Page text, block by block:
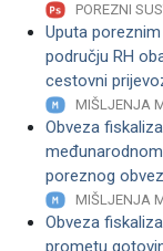
POREZNI
Uputa
području RH
cestovni
MIŠLJENJA
Obveza
poreznog
MIŠLJENJA
Obveza
prometu